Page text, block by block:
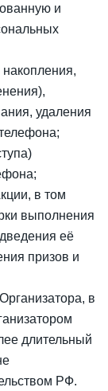
и
накопления,
удаления
в том
выполнения
её
призов и
в
длительный
РФ.